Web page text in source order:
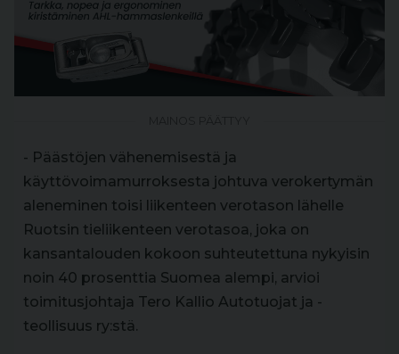
- Päästöjen vähenemisestä ja
käyttövoimamurroksesta johtuva verokertymän
aleneminen toisi liikenteen verotason lähelle
Ruotsin tieliikenteen verotasoa, joka on
kansantalouden kokoon suhteutettuna nykyisin
noin 40 prosenttia Suomea alempi, arvioi
toimitusjohtaja Tero Kallio Autotuojat ja -
teollisuus ry:stä.